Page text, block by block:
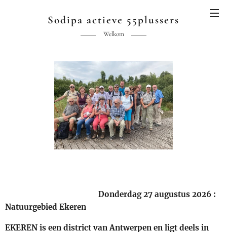
Sodipa actieve 55plussers
Welkom
Donderdag 27 augustus 2026 :
Natuurgebied Ekeren
EKEREN is een district van Antwerpen en ligt deels in